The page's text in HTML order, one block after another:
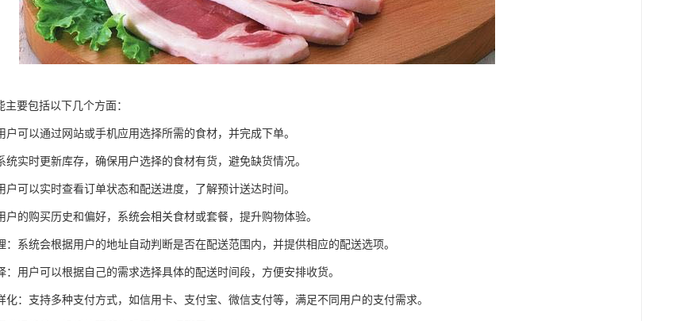
要包括以下几个方面：
户可以通过网站或手机应用选择所需的食材，并完成下单。
统实时更新库存，确保用户选择的食材有货，避免缺货情况。
户可以实时查看订单状态和配送进度，了解预计送达时间。
户的购买历史和偏好，系统会相关食材或套餐，提升购物体验。
：系统会根据用户的地址自动判断是否在配送范围内，并提供相应的配送选项。
：用户可以根据自己的需求选择具体的配送时间段，方便安排收货。
化：支持多种支付方式，如信用卡、支付宝、微信支付等，满足不同用户的支付需求。